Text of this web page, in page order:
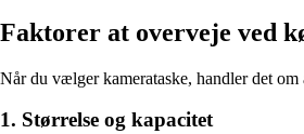
Faktorer at overveje ved
Når du vælger kamerataske, handler det
1. Størrelse og kapacitet